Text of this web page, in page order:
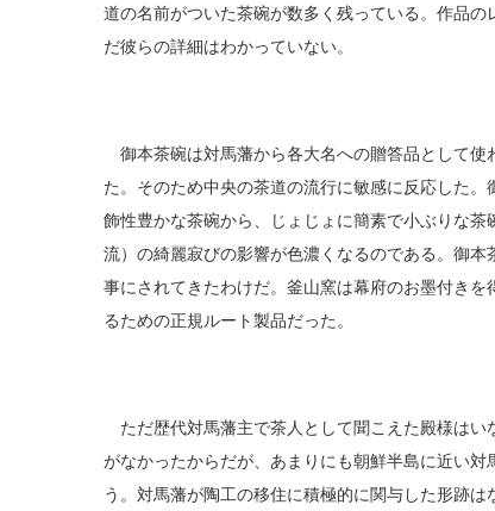
道の名前がついた茶碗が数多く残っている。作品
だ彼らの詳細はわかっていない。
御本茶碗は対馬藩から各大名への贈答品として
た。そのため中央の茶道の流行に敏感に反応した
飾性豊かな茶碗から、じょじょに簡素で小ぶりな
流）の綺麗寂びの影響が色濃くなるのである。御
事にされてきたわけだ。釜山窯は幕府のお墨付き
るための正規ルート製品だった。
ただ歴代対馬藩主で茶人として聞こえた殿様は
がなかったからだが、あまりにも朝鮮半島に近い
う。対馬藩が陶工の移住に積極的に関与した形跡